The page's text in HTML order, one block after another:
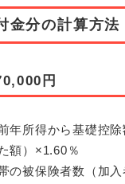
金分の計算方法
円
年所得から基礎控
額）×1.60％
の被保険者数（加